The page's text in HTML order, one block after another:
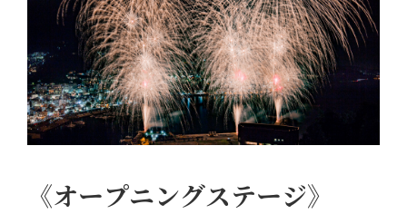
《オープニングステージ》